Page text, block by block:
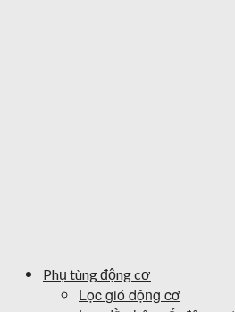
Phụ tùng động cơ
Lọc gió động cơ